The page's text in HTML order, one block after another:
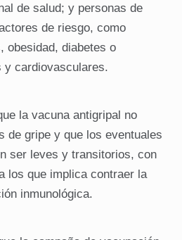
de salud; y personas de
de riesgo, como
obesidad, diabetes o
y cardiovasculares.
la vacuna antigripal no
de gripe y que los eventuales
ser leves y transitorios, con
los que implica contraer la
inmunológica.